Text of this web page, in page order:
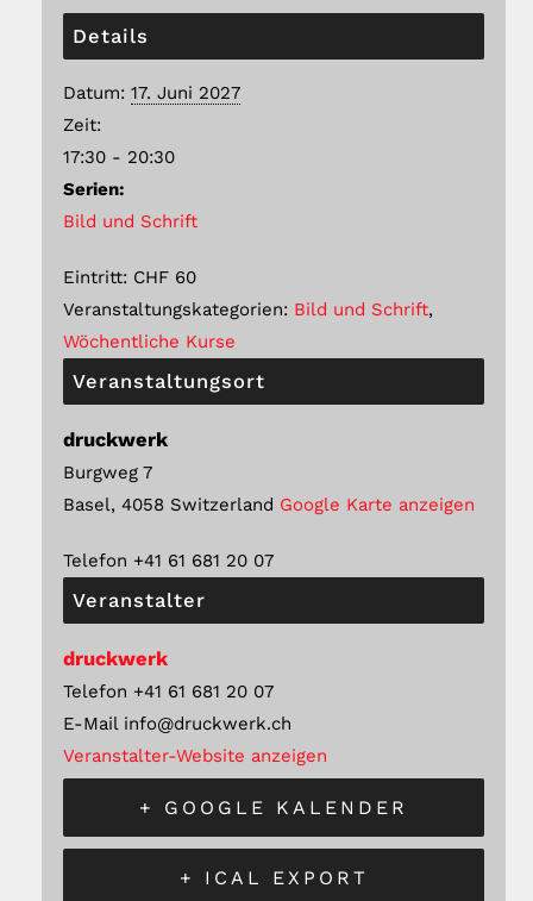
Details
Datum: 17. Juni 2027
Zeit:
17:30 - 20:30
Serien:
Bild und Schrift
Eintritt: CHF 60
Veranstaltungskategorien: Bild und Schrift,
Wöchentliche Kurse
Veranstaltungsort
druckwerk
Burgweg 7
Basel, 4058 Switzerland Google Karte anzeigen
Telefon +41 61 681 20 07
Veranstalter
druckwerk
Telefon +41 61 681 20 07
E-Mail info@druckwerk.ch
Veranstalter-Website anzeigen
+ GOOGLE KALENDER
+ ICAL EXPORT